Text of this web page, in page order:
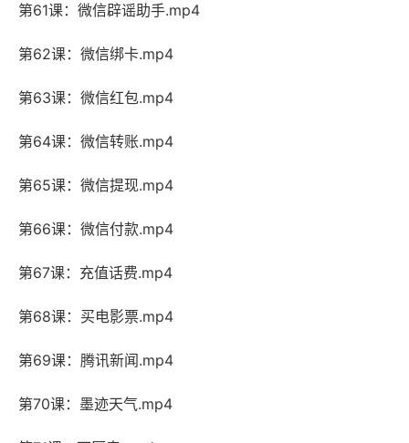
第61课：微信辟谣助手.mp4
第62课：微信绑卡.mp4
第63课：微信红包.mp4
第64课：微信转账.mp4
第65课：微信提现.mp4
第66课：微信付款.mp4
第67课：充值话费.mp4
第68课：买电影票.mp4
第69课：腾讯新闻.mp4
第70课：墨迹天气.mp4